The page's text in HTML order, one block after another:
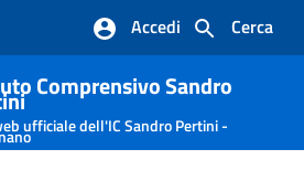
Cerca
Accedi
Comprensivo Sandro
ufficiale dell'IC Sandro Pertini -